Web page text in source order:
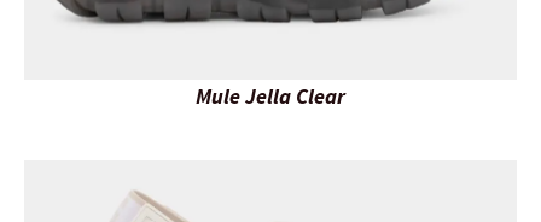
Mule Jella Clear